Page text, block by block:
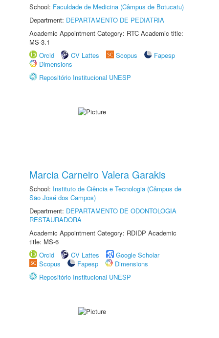
School: Faculdade de Medicina (Câmpus de Botucatu)
Department: DEPARTAMENTO DE PEDIATRIA
Academic Appointment Category: RTC Academic title:
MS-3.1
Orcid
CV Lattes Scopus
Fapesp
Dimensions
Repositório Institucional UNESP
Marcia Carneiro Valera Garakis
School: Instituto de Ciência e Tecnologia (Câmpus de
São José dos Campos)
Department: DEPARTAMENTO DE ODONTOLOGIA
RESTAURADORA
Academic Appointment Category: RDIDP Academic
title: MS-6
Orcid
CV Lattes
Google Scholar
Scopus
Fapesp
Dimensions
Repositório Institucional UNESP